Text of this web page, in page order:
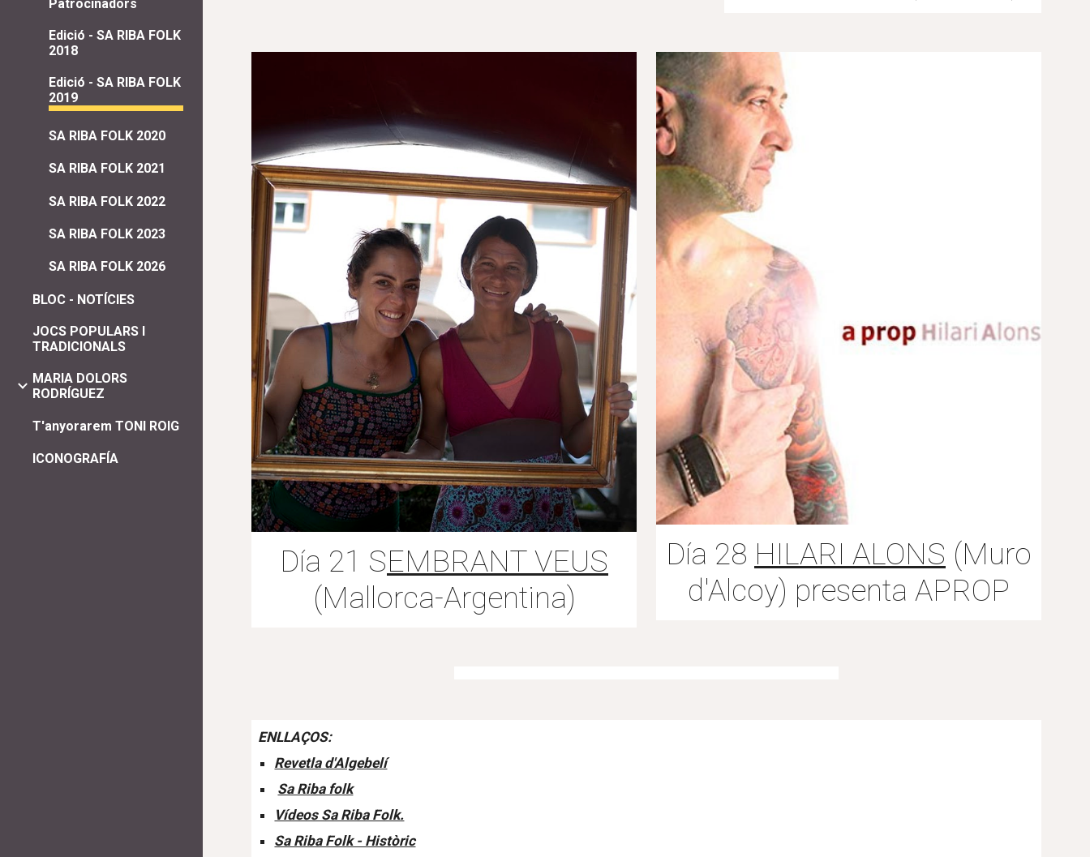
Patrocinadors
Edició - SA RIBA FOLK
2018
Edició - SA RIBA FOLK
2019
SA RIBA FOLK 2020
SA RIBA FOLK 2021
SA RIBA FOLK 2022
SA RIBA FOLK 2023
SA RIBA FOLK 2026
BLOC - NOTÍCIES
JOCS POPULARS I
TRADICIONALS
MARIA DOLORS
RODRÍGUEZ
T'anyorarem TONI ROIG
ICONOGRAFÍA
Día 21 SEMBRANT VEUS
(Mallorca-Argentina)
Día 28 HILARI ALONS (Muro
d'Alcoy) presenta APROP
ENLLAÇOS:
Revetla d'Algebelí
Sa Riba folk
Vídeos Sa Riba Folk.
Sa Riba Folk - Històric